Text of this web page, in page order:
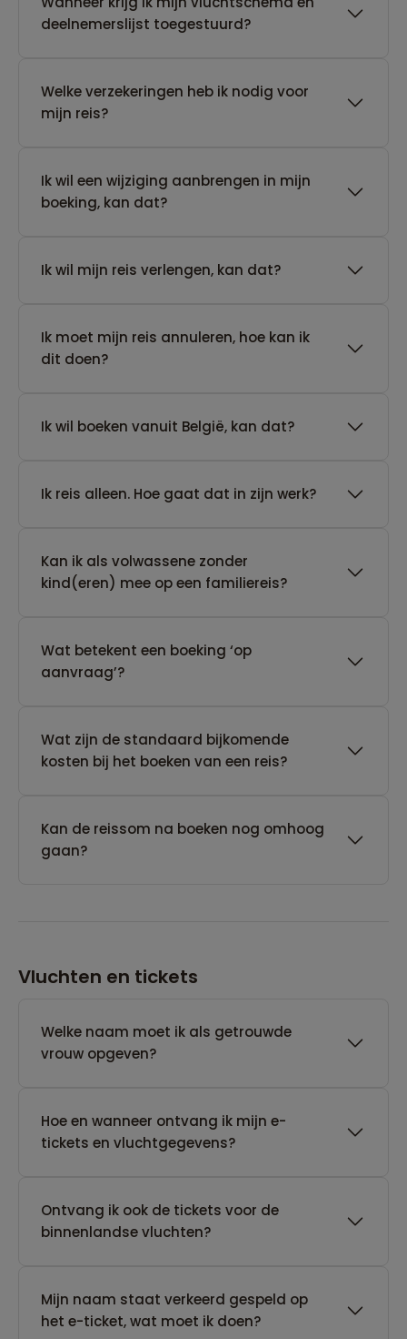
deelnemerslijst toegestuurd?
Welke verzekeringen heb ik nodig voor
mijn reis?
Ik wil een wijziging aanbrengen in mijn
boeking, kan dat?
Ik wil mijn reis verlengen, kan dat?
Ik moet mijn reis annuleren, hoe kan ik
dit doen?
Ik wil boeken vanuit België, kan dat?
​Ik reis alleen. Hoe gaat dat in zijn werk?
Kan ik als volwassene zonder
kind(eren) mee op een familiereis?
Wat betekent een boeking ‘op
aanvraag’?
Wat zijn de standaard bijkomende
kosten bij het boeken van een reis?
Kan de reissom na boeken nog omhoog
gaan?
Vluchten en tickets
Welke naam moet ik als getrouwde
vrouw opgeven?
Hoe en wanneer ontvang ik mijn e-
tickets en vluchtgegevens?
Ontvang ik ook de tickets voor de
binnenlandse vluchten?
Mijn naam staat verkeerd gespeld op
het e-ticket, wat moet ik doen?